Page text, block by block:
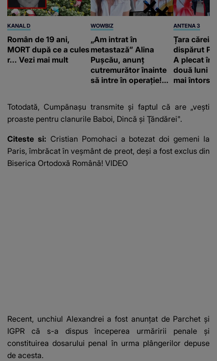
KANAL D
Român de 19 ani,
MORT după ce a cules
r... Vezi mai mult
WOWBIZ
„Am intrat în
metastază” Alina
Pușcău, anunț
cutremurător înainte
să intre în operație!
fanilor
ANTENA 3
Țara căreia
dispărut
A plecat în
două luni
mai întors
Totodată, Cumpănașu transmite și faptul că are „veşti
proaste pentru clanurile Baboi, Dincă şi Ţăndărei".
Citeste si: Cristian Pomohaci a botezat doi gemeni la
Paris, îmbrăcat în veşmânt de preot, deşi a fost exclus din
Biserica Ortodoxă Română! VIDEO
Recent, unchiul Alexandrei a fost anunțat de Parchet și
IGPR că s-a dispus începerea urmăririi penale și
constituirea dosarului penal în urma plângerilor depuse
de acesta.